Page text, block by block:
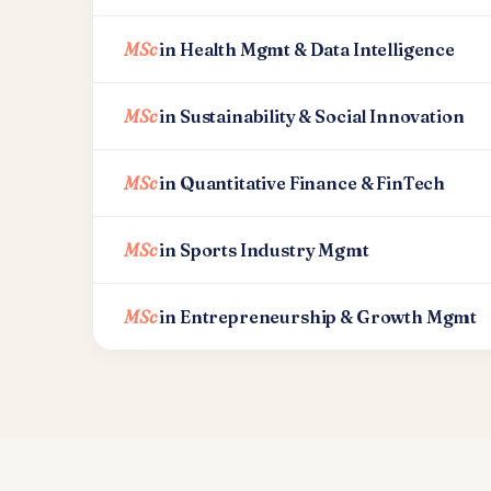
MScin Health Mgmt & Data Intelligence
MScin Sustainability & Social Innovation
MScin Quantitative Finance & FinTech
MScin Sports Industry Mgmt
MScin Entrepreneurship & Growth Mgmt